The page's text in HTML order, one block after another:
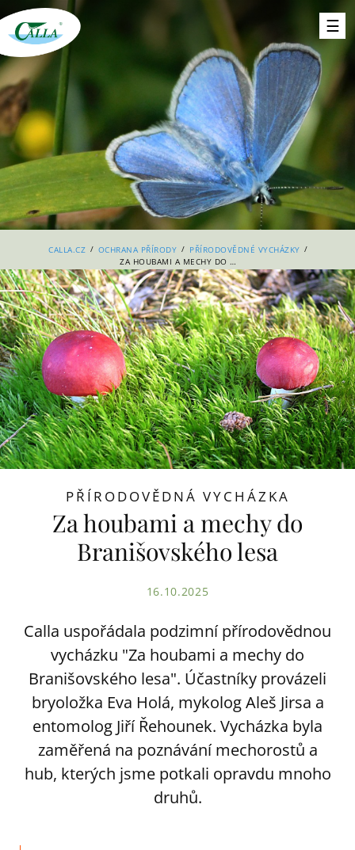
CALLA.CZ / OCHRANA PŘÍRODY / PŘÍRODOVĚDNÉ VYCHÁZKY /
ZA HOUBAMI A MECHY DO BRANIŠOVSKÉHO LESA
PŘÍRODOVĚDNÁ VYCHÁZKA
Za houbami a mechy do
Branišovského lesa
16.10.2025
Calla uspořádala podzimní přírodovědnou
vycházku "Za houbami a mechy do
Branišovského lesa". Účastníky provázeli
bryoložka Eva Holá, mykolog Aleš Jirsa a
entomolog Jiří Řehounek. Vycházka byla
zaměřená na poznávání mechorostů a
hub, kterých jsme potkali opravdu mnoho
druhů.